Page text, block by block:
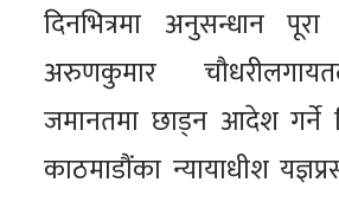
दिनभित्रमा अनुसन्धान
अरुणकुमार
जमानतमा छाड्न आदेश गर्ने
काठमाडौंका न्यायाधीश